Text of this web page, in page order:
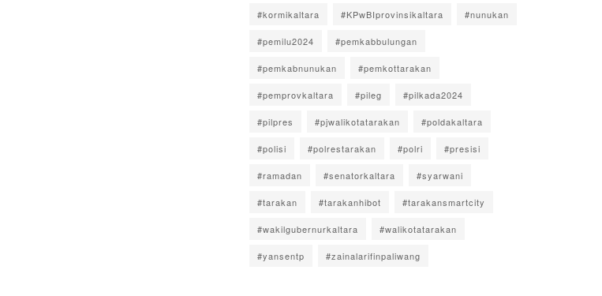
#kormikaltara #KPwBIprovinsikaltara #nunukan
#pemilu2024 #pemkabbulungan
#pemkabnunukan #pemkottarakan
#pemprovkaltara #pileg #pilkada2024
#pilpres #pjwalikotatarakan #poldakaltara
#polisi #polrestarakan #polri #presisi
#ramadan #senatorkaltara #syarwani
#tarakan #tarakanhibot #tarakansmartcity
#wakilgubernurkaltara #walikotatarakan
#yansentp #zainalarifinpaliwang